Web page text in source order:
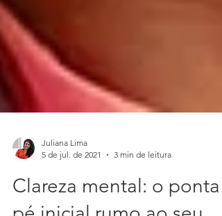
5 de jul. de 2021
3 min de leitura